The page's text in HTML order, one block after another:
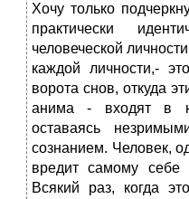
Хочу только
практически
человеческой
каждой личности,-
ворота снов, откуда
анима - входят в
оставаясь
сознанием. Человек,
вредит самому
Всякий раз, когда